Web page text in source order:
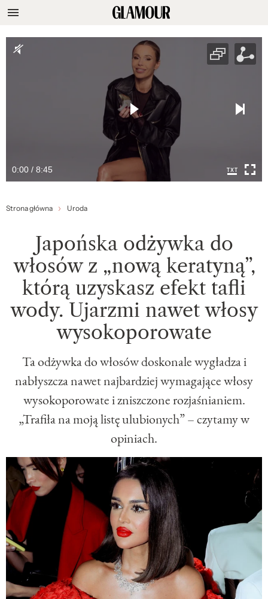
0:00 / 8:45
Strona główna Uroda
Japońska odżywka do
włosów z „nową keratyną”,
którą uzyskasz efekt tafli
wody. Ujarzmi nawet włosy
wysokoporowate
Ta odżywka do włosów doskonale wygładza i
nabłyszcza nawet najbardziej wymagające włosy
wysokoporowate i zniszczone rozjaśnianiem.
„Trafiła na moją listę ulubionych” – czytamy w
opiniach.